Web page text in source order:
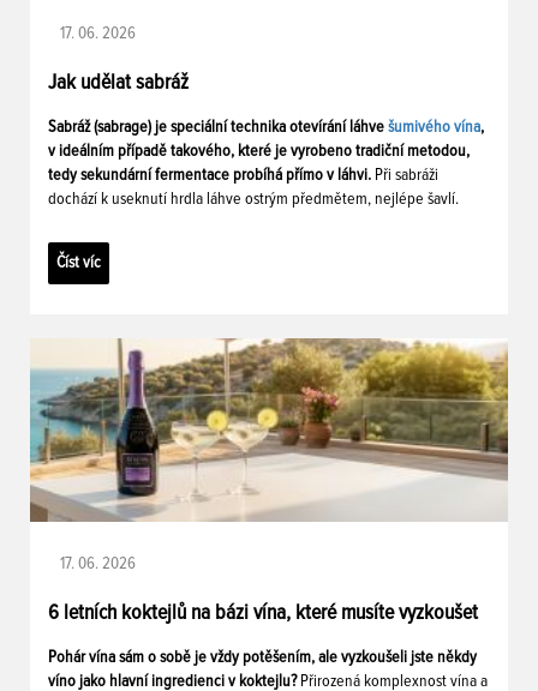
17. 06. 2026
Jak udělat sabráž
Sabráž (sabrage) je speciální technika otevírání láhve šumivého vína,
v ideálním případě takového, které je vyrobeno tradiční metodou,
tedy sekundární fermentace probíhá přímo v láhvi. Při sabráži
dochází k useknutí hrdla láhve ostrým předmětem, nejlépe šavlí.
Číst víc
17. 06. 2026
6 letních koktejlů na bázi vína, které musíte vyzkoušet
Pohár vína sám o sobě je vždy potěšením, ale vyzkoušeli jste někdy
víno jako hlavní ingredienci v koktejlu? Přirozená komplexnost vína a